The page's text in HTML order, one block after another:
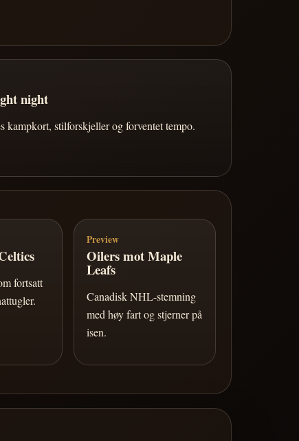
night
kampkort, stilforskjeller og forventet tempo.
fortsatt
Preview
Oilers mot Maple
Leafs
Canadisk NHL-stemning
med høy fart og stjerner på
isen.